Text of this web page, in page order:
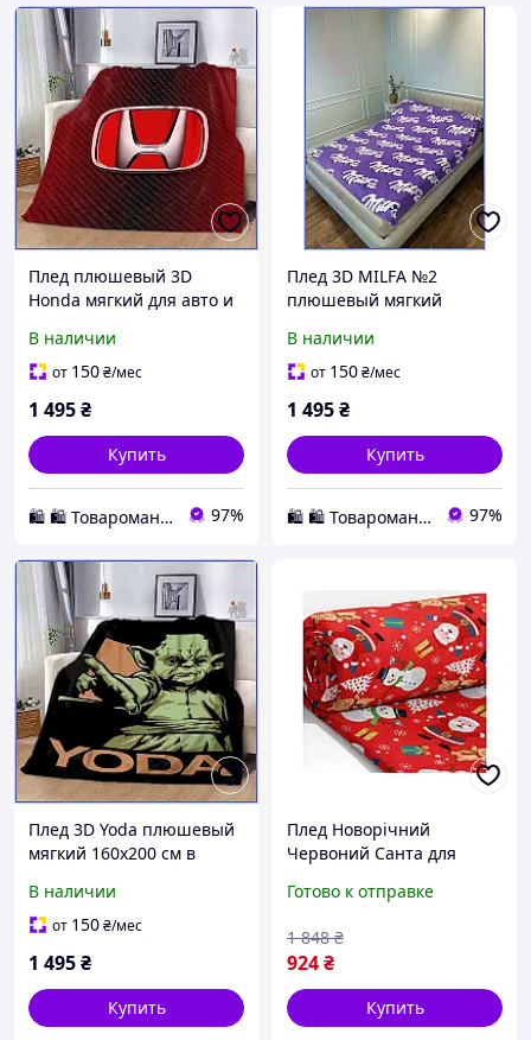
Плед плюшевый 3D
Honda мягкий для авто и
гостиную и спальню,
декор Хонда, 160х200 см
В наличии
от 150₴/мес
1 495₴
Купить
🛍️ 🛍️ Товаромания 🛍️ 🛍️ 97%
Плед 3D MILFA №2
плюшевый мягкий
детскую, теплый
подарочный акрил для
В наличии
от 150₴/мес
1 495₴
Купить
🛍️ 🛍️ Товаромания 🛍️ 🛍️ 97%
Плед 3D Yoda плюшевый
мягкий 160х200 см в
теплый подарочный
набор для декора дома
В наличии
от 150₴/мес
1 495₴
Купить
Плед Новорічний
Червоний Санта для
доме 200x220 см ТМ LELIT
Готово к отправке
924₴
1 848 ₴
Купить